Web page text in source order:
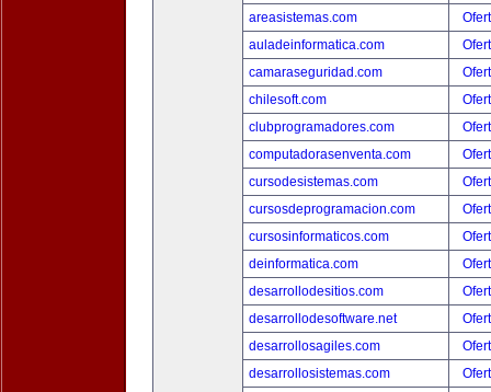
areasistemas.com
auladeinformatica.com
camaraseguridad.com
chilesoft.com
clubprogramadores.com
computadorasenventa.com
cursodesistemas.com
cursosdeprogramacion.com
cursosinformaticos.com
deinformatica.com
desarrollodesitios.com
desarrollodesoftware.net
desarrollosagiles.com
desarrollosistemas.com